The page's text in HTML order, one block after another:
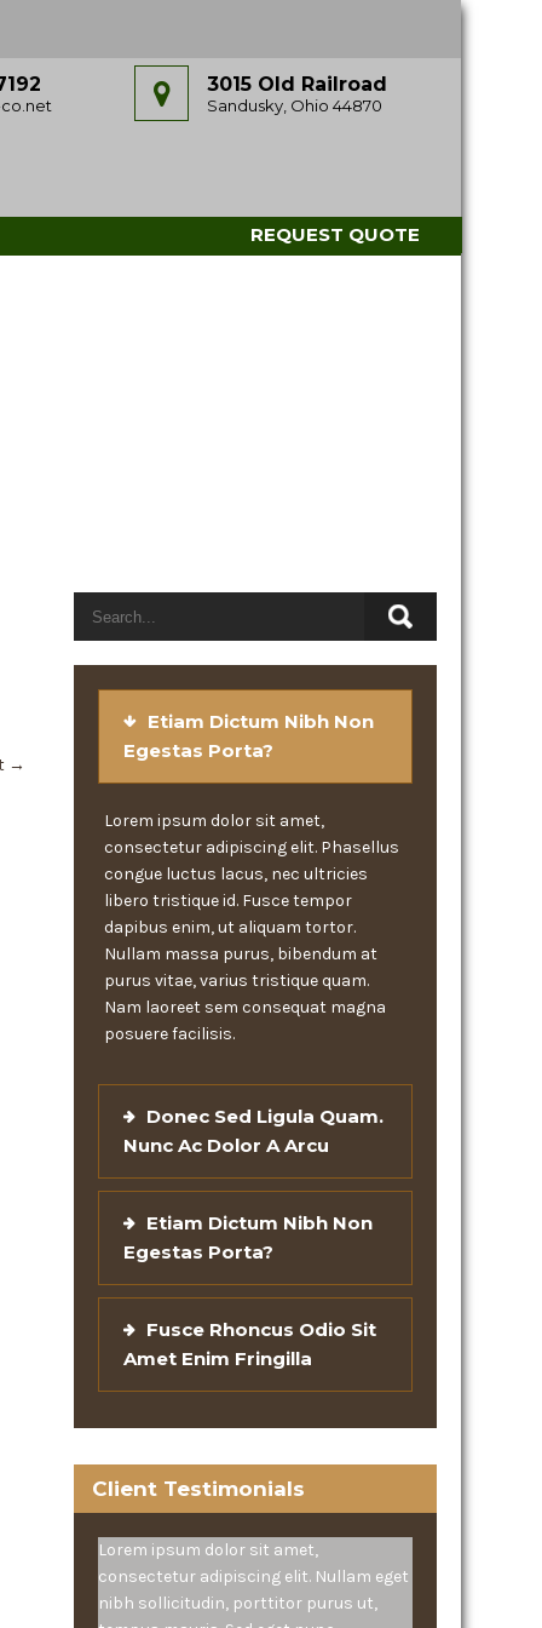
3015 Old Railroad
Sandusky, Ohio 44870
REQUEST QUOTE
→
Etiam Dictum Nibh Non
Egestas Porta?
Lorem ipsum dolor sit amet,
consectetur adipiscing elit. Phasellus
congue luctus lacus, nec ultricies
libero tristique id. Fusce tempor
dapibus enim, ut aliquam tortor.
Nullam massa purus, bibendum at
purus vitae, varius tristique quam.
Nam laoreet sem consequat magna
posuere facilisis.
Donec Sed Ligula Quam.
Nunc Ac Dolor A Arcu
Etiam Dictum Nibh Non
Egestas Porta?
Fusce Rhoncus Odio Sit
Amet Enim Fringilla
Client Testimonials
Lorem ipsum dolor sit amet,
consectetur adipiscing elit. Nullam eget
nibh sollicitudin, porttitor purus ut,